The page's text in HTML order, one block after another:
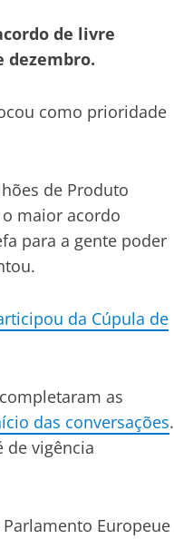
de livre
dezembro.
como prioridade
de Produto
maior acordo
para a gente poder
da Cúpula de
as
das conversações.
de vigência
Europeue